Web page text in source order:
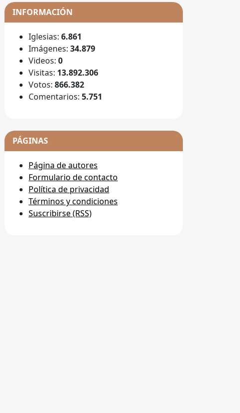
INFORMACIÓN
Iglesias: 6.861
Imágenes: 34.879
Videos: 0
Visitas: 13.892.306
Votos: 866.382
Comentarios: 5.751
PÁGINAS
Página de autores
Formulario de contacto
Política de privacidad
Términos y condiciones
Suscribirse (RSS)